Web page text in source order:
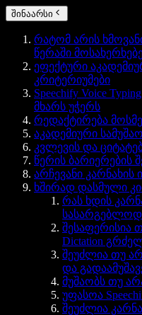
შინაარსი
რატომ არის
წერაში
ეფექტური
კრიტერიუმები
Speechify Voice
მხარს უჭერს
რედაქტირება
აკადემიური
კვლევის და
წერის ბარიერების
არჩევანი კარნახის
ხშირად დასმული
რას ხდის
სასარგებლოდ
შესაფერისია
Dictation
შეუძლია თუ
და
მუშაობს თუ
უფასოა
შეუძლია